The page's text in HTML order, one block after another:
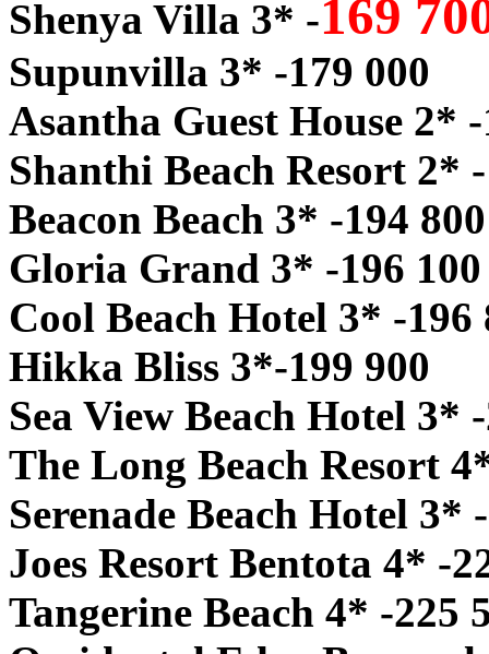
Shenya Villa 3* -169
Supunvilla 3* -179 000
Asantha Guest House 2*
Shanthi Beach Resort 2*
Beacon Beach 3* -194 800
Gloria Grand 3* -196 100
Cool Beach Hotel 3* -196
Hikka Bliss 3*-199 900
Sea View Beach Hotel 3*
The Long Beach Resort
Serenade Beach Hotel 3*
Joes Resort Bentota 4* -
Tangerine Beach 4* -225